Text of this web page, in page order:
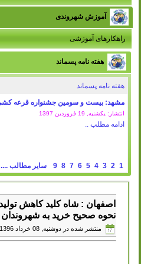
آموزش شهروندی
راهکارهای آموزشی
هفته نامه پسماند
هفته نامه پسماند
مشهد: بیست و سومین جشنواره قرعه
انتشار: یکشنبه, 19 فروردين 1397
ادامه مطلب ..
1
2
3
4
5
6
7
8
9 سایر مطالب ....
اصفهان : شاه کلید کاهش
نحوه صحیح خرید به
منتشر شده در دوشنبه, 08 خرداد 1396 12:03